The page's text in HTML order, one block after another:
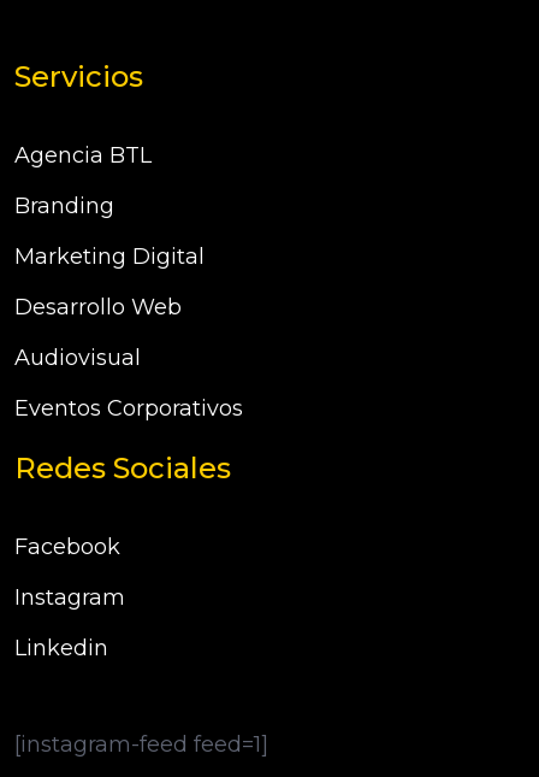
Servicios
Agencia BTL
Branding
Marketing Digital
Desarrollo Web
Audiovisual
Eventos Corporativos
Redes Sociales
Facebook
Instagram
Linkedin
[instagram-feed feed=1]